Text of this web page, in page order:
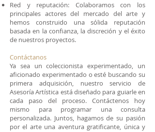
Red y reputación: Colaboramos con los
principales actores del mercado del arte y
hemos construido una sólida reputación
basada en la confianza, la discreción y el éxito
de nuestros proyectos.
Contáctanos
Ya sea un coleccionista experimentado, un
aficionado experimentado o esté buscando su
primera adquisición, nuestro servicio de
Asesoría Artística está diseñado para guiarle en
cada paso del proceso. Contáctenos hoy
mismo para programar una consulta
personalizada. Juntos, hagamos de su pasión
por el arte una aventura gratificante, única y